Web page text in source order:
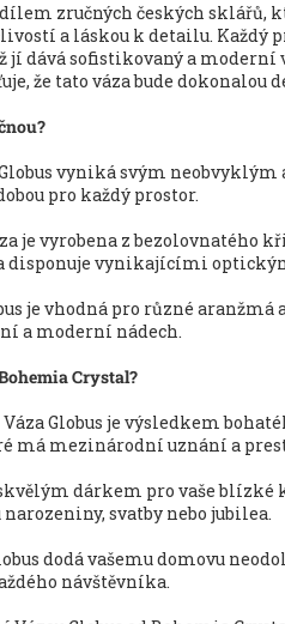
zručných českých sklářů,
a láskou k detailu. Každý
jí dává sofistikovaný a moderní
že tato váza bude dokonalou
vyniká svým
pro každý prostor.
je vyrobena z bezolovnatého
disponuje vynikajícími
je vhodná pro různé aranžmá
a moderní nádech.
Crystal?
Globus je výsledkem
má mezinárodní uznání a
dárkem pro vaše
svatby nebo jubilea.
dodá vašemu domovu
návštěvníka.